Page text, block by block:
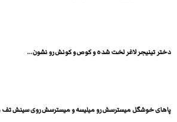
دختر تینیجر لاغر لخت شده و کوص و کونش رو نشون...
پاهای خوشگل میسترسش رو میلیسه و میسترسش روی سینش تف